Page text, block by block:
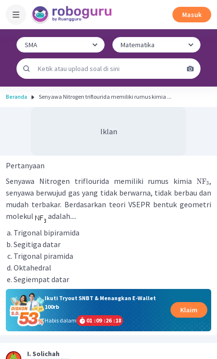
Masuk
Beranda Senyawa Nitrogen triflourida memiliki rumus kimia ...
Iklan
Pertanyaan
Senyawa Nitrogen triflourida memiliki rumus kimia NF3,
senyawa berwujud gas yang tidak berwarna, tidak berbau dan
mudah terbakar. Berdasarkan teori VSEPR bentuk geometri
molekul
adalah....
Trigonal bipiramida
Segitiga datar
Trigonal piramida
Oktahedral
Segiempat datar
Ikuti Tryout SNBT & Menangkan E-Wallet
100rb
Habis dalam
01 :09 :26 :18
Klaim
I. Solichah